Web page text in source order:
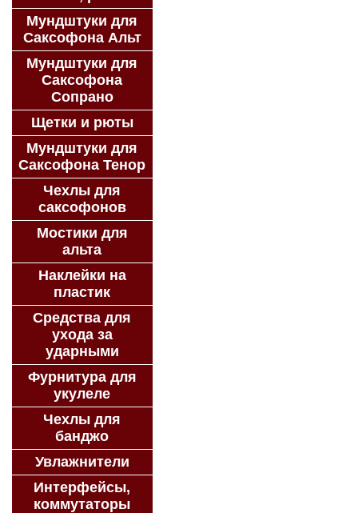
Мундштуки для
Саксофона Альт
Мундштуки для
Саксофона
Сопрано
Щетки и рюты
Мундштуки для
Саксофона Тенор
Чехлы для
саксофонов
Мостики для
альта
Наклейки на
пластик
Средства для
ухода за
ударными
Фурнитура для
укулеле
Чехлы для
банджо
Увлажнители
Интерфейсы,
коммутаторы